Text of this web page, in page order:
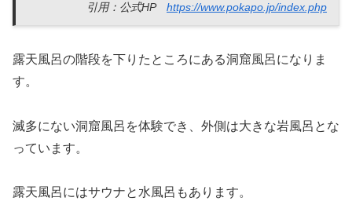
引用：公式HP https://www.pokapo.jp/index.php
露天風呂の階段を下りたところにある洞窟風呂になりま
す。
滅多にない洞窟風呂を体験でき、外側は大きな岩風呂とな
っています。
露天風呂にはサウナと水風呂もあります。